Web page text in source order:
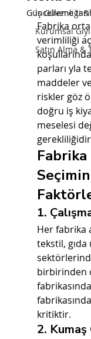
İş Güvenliği &
Kurumsal
Satın Alma &
Güncelleme
Fabrika
verimliliği
parları yla
maddeler
riskler göz
doğru iş
meselesi
1.
Her fabrika
tekstil,
birbirinden
kritiktir.
2. Kumaş